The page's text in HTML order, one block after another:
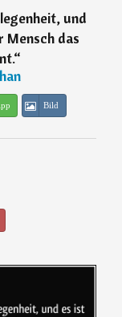
und
Mensch das
“
Bild